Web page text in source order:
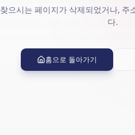
찾으시는 페이지가 삭제되었거나, 주
다.
홈으로 돌아가기